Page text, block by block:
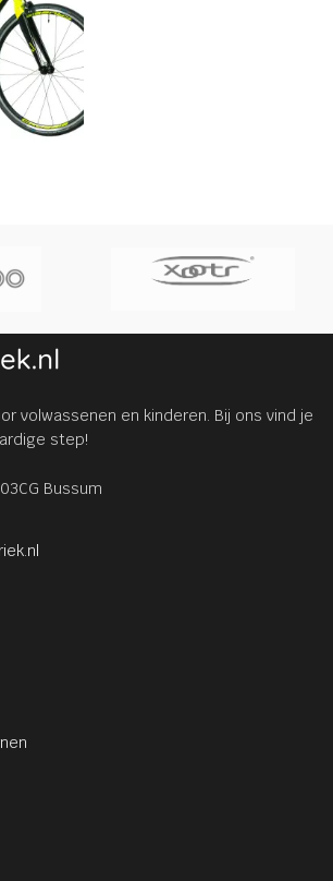
volwassenen en kinderen. Bij ons vind je
step!
Bussum